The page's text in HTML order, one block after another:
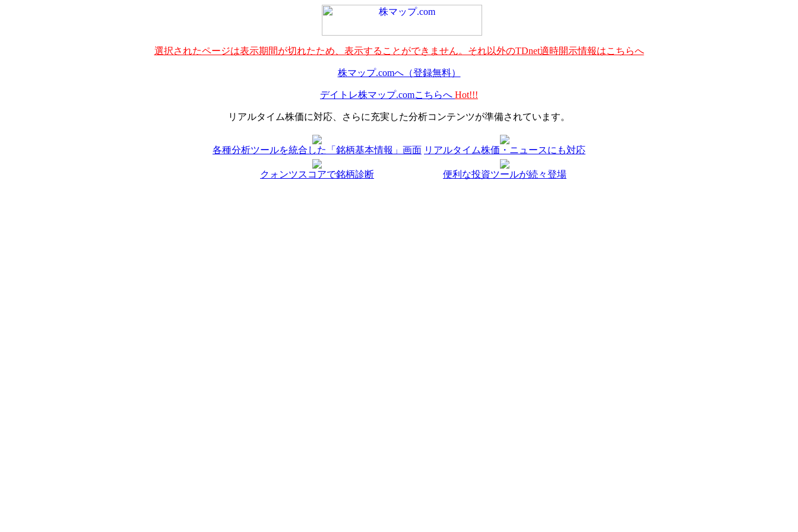
選択されたページは表示期間が切れたため、表示することができません。それ以外のTDnet適時開示情報はこちらへ
株マップ.comへ（登録無料）
デイトレ株マップ.comこちらへ Hot!!!
リアルタイム株価に対応、さらに充実した分析コンテンツが準備されています。
各種分析ツールを統合した「銘柄基本情報」画面 リアルタイム株価・ニュースにも対応
クォンツスコアで銘柄診断 便利な投資ツールが続々登場